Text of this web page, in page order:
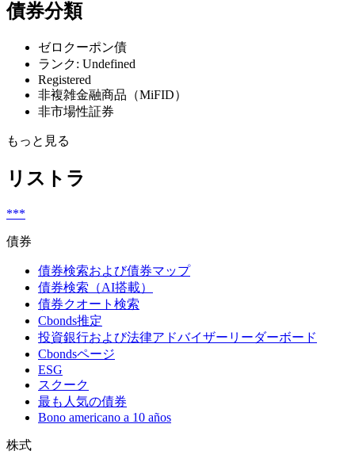
債券分類
ゼロクーポン債
ランク: Undefined
Registered
非複雑金融商品（MiFID）
非市場性証券
もっと見る
リストラ
***
債券
債券検索および債券マップ
債券検索（AI搭載）
債券クオート検索
Cbonds推定
投資銀行および法律アドバイザーリーダーボード
Cbondsページ
ESG
スクーク
最も人気の債券
Bono americano a 10 años
株式